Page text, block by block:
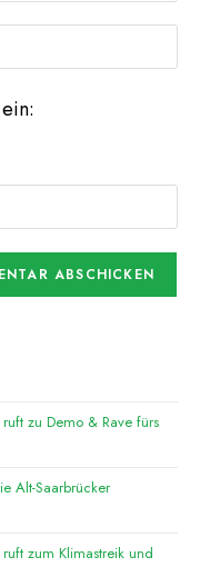
zu Demo & Rave fürs
Alt-Saarbrücker
zum Klimastreik und